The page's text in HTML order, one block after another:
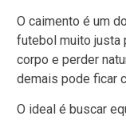
O caimento é um
futebol muito justa
corpo e perder
demais pode ficar
O ideal é buscar